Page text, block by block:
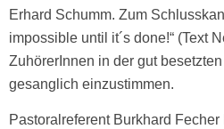
Erhard Schumm. Zum
impossible until it´s done!“ (Text
ZuhörerInnen in der gut
gesanglich einzustimmen.
Pastoralreferent Burkhard